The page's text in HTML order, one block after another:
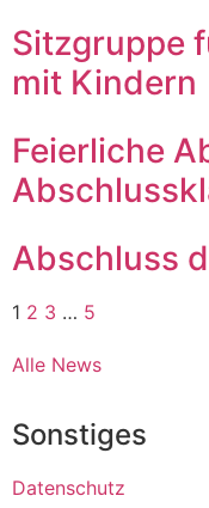
Sitzgruppe
mit Kindern
Feierliche
Abschluss
1 2 3 … 5
Alle News
Sonstiges
Datenschutz